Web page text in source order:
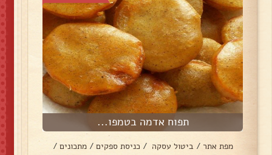
תפוח אדמה בטמפו...
מפת אתר / ביטול עסקה / כניסת ספקים / מתכונים /